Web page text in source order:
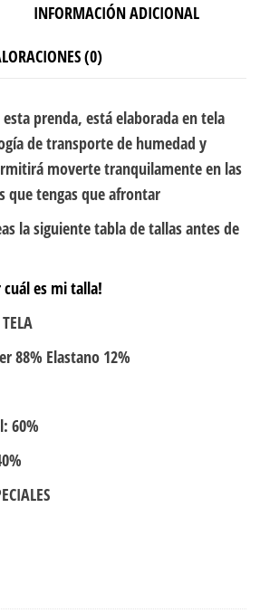
INFORMACIÓN ADICIONAL
(0)
prenda, está elaborada en tela
de transporte de humedad y
moverte tranquilamente en las
que tengas que afrontar
la siguiente tabla de tallas antes de
cuál es mi talla!
88% Elastano 12%
60%